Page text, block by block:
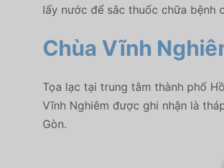
lấy n­ước để sắc thuốc chữa bệnh
Chùa Vĩnh
Tọa lạc tại trung tâm thành phố
Vĩnh Nghiêm được ghi nhận là
Gòn.